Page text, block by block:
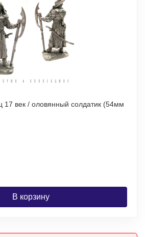
17 век / оловянный солдатик (54мм
В корзину